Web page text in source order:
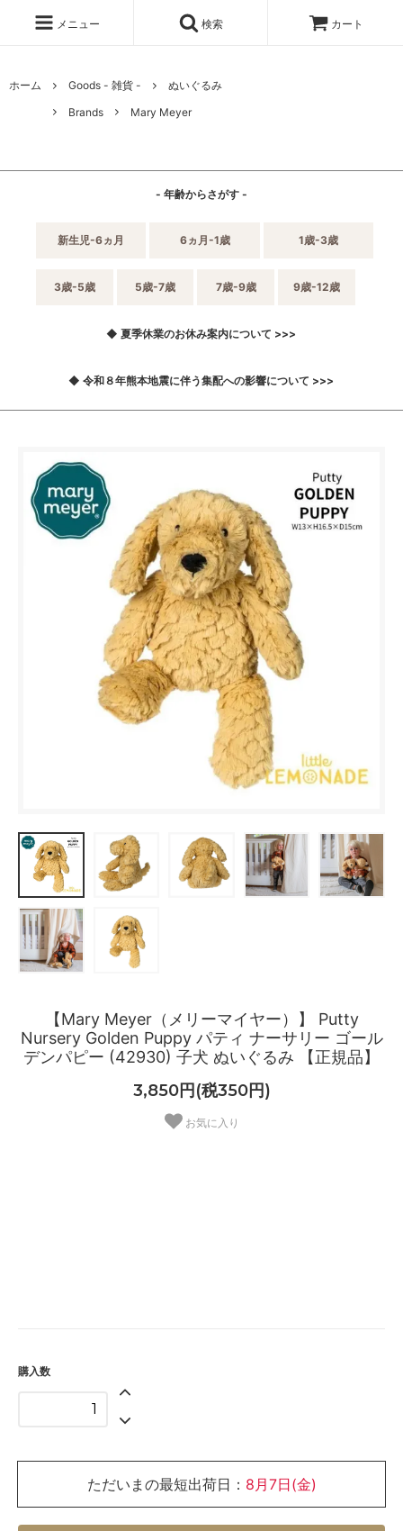
メニュー 検索 カート
ホーム Goods - 雑貨 -
ぬいぐるみ
Brands
Mary Meyer
- 年齢からさがす -
新生児-6ヵ月 6ヵ月-1歳 1歳-3歳
3歳-5歳 5歳-7歳 7歳-9歳 9歳-12歳
◆ 夏季休業のお休み案内について >>>
◆ 令和８年熊本地震に伴う集配への影響について >>>
【Mary Meyer（メリーマイヤー）】 Putty
Nursery Golden Puppy パティ ナーサリー ゴール
デンパピー (42930) 子犬 ぬいぐるみ 【正規品】
3,850円(税350円)
お気に入り
購入数
ただいまの最短出荷日： 8月7日(金)